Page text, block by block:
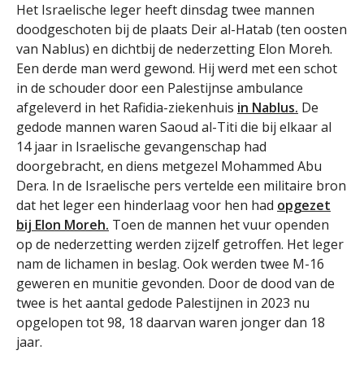
Het Israelische leger heeft dinsdag twee mannen
doodgeschoten bij de plaats Deir al-Hatab (ten oosten
van Nablus) en dichtbij de nederzetting Elon Moreh.
Een derde man werd gewond. Hij werd met een schot
in de schouder door een Palestijnse ambulance
afgeleverd in het Rafidia-ziekenhuis in Nablus. De
gedode mannen waren Saoud al-Titi die bij elkaar al
14 jaar in Israelische gevangenschap had
doorgebracht, en diens metgezel Mohammed Abu
Dera. In de Israelische pers vertelde een militaire bron
dat het leger een hinderlaag voor hen had opgezet
bij Elon Moreh. Toen de mannen het vuur openden
op de nederzetting werden zijzelf getroffen. Het leger
nam de lichamen in beslag. Ook werden twee M-16
geweren en munitie gevonden. Door de dood van de
twee is het aantal gedode Palestijnen in 2023 nu
opgelopen tot 98, 18 daarvan waren jonger dan 18
jaar.